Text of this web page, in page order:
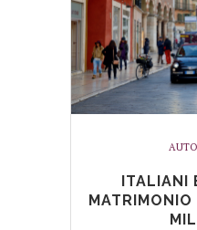
ITALIANI